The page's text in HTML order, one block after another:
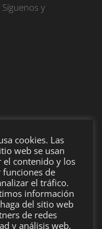
y
cookies. Las
web se usan
el contenido y los
de
el tráfico.
información
del sitio web
de redes
y análisis web,